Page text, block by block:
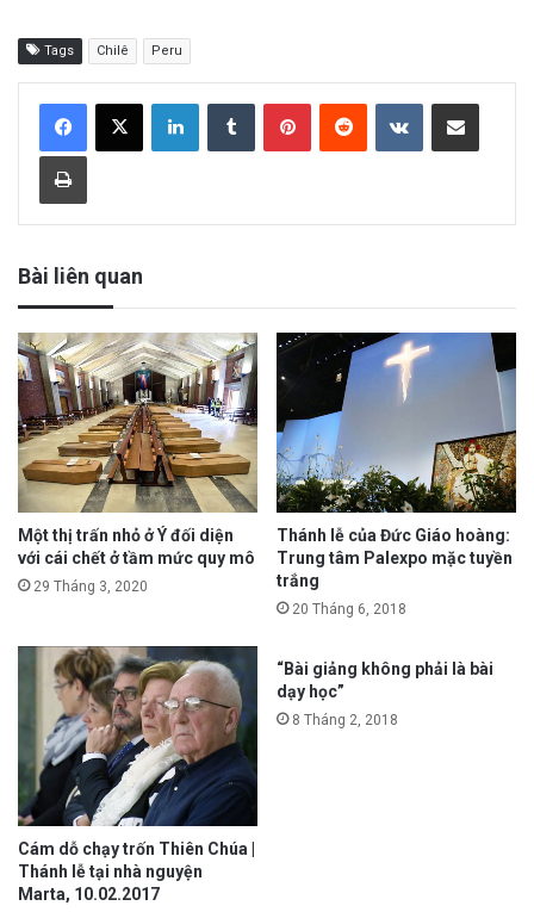
Tags Chilê Peru
Bài liên quan
Một thị trấn nhỏ ở Ý đối diện
với cái chết ở tầm mức quy mô
29 Tháng 3, 2020
Thánh lễ của Đức Giáo hoàng:
Trung tâm Palexpo mặc tuyền
trắng
20 Tháng 6, 2018
Cám dỗ chạy trốn Thiên Chúa |
Thánh lễ tại nhà nguyện
Marta, 10.02.2017
“Bài giảng không phải là bài
dạy học”
8 Tháng 2, 2018